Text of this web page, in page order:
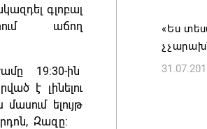
գլոբալ
աճող
19:30-ին
է լինելու
ելույթ
Զազը:
«Ես